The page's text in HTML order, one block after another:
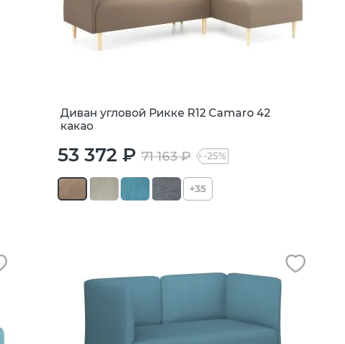
Диван угловой Рикке R12 Camaro 42
какао
53 372 ₽ 71 163 ₽ -25%
+35